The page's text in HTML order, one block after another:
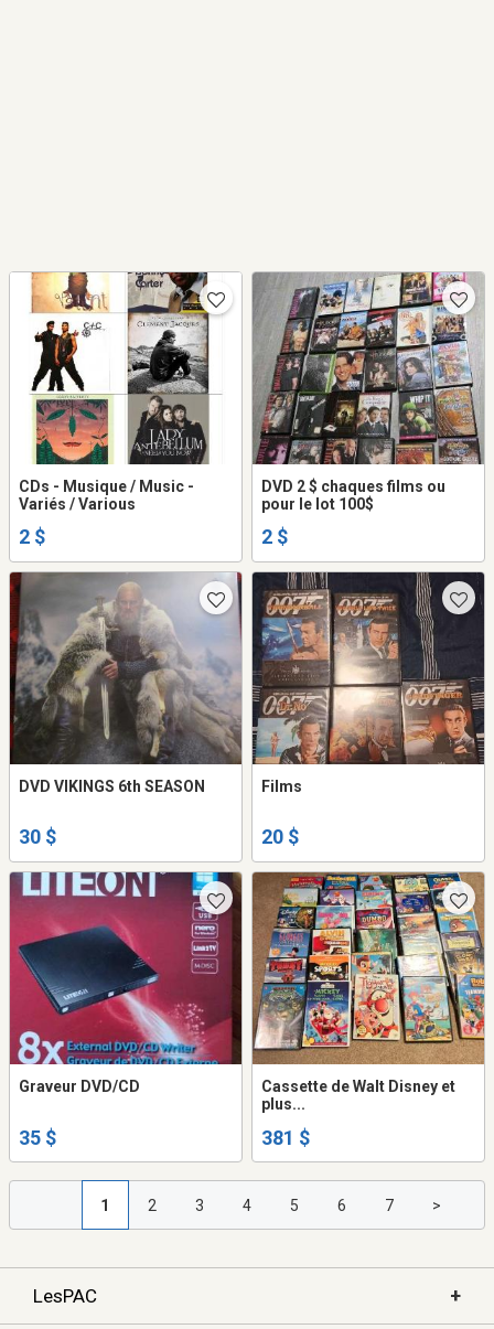
CDs - Musique / Music -
Variés / Various
2 $
DVD 2 $ chaques films ou
pour le lot 100$
2 $
DVD VIKINGS 6th SEASON
30 $
Films
20 $
Graveur DVD/CD
35 $
Cassette de Walt Disney et
plus...
381 $
1 2 3 4 5 6 7 >
LesPAC +